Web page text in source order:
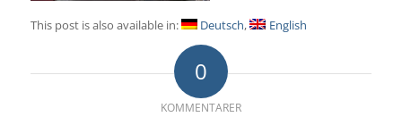
This post is also available in: Deutsch English
0
KOMMENTARER